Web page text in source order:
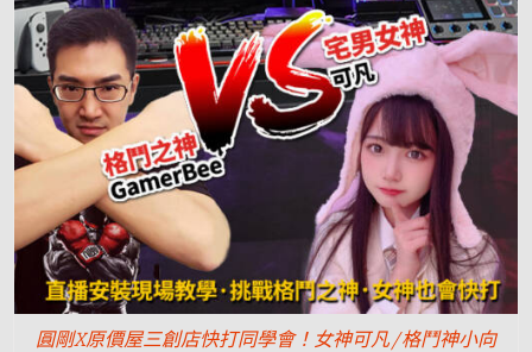
圓剛X原價屋三創店快打同學會！女神可凡/格鬥神小向